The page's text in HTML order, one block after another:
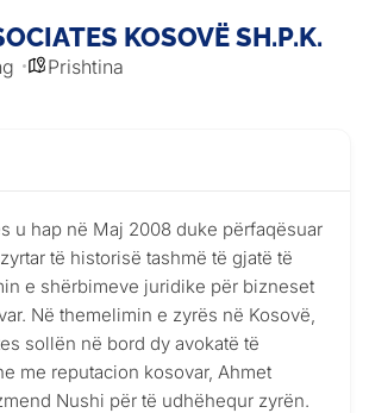
KOSOVË SH.P.K.
Prishtina
u hap në Maj 2008 duke përfaqësuar
të historisë tashmë të gjatë të
e shërbimeve juridike për bizneset
Në themelimin e zyrës në Kosovë,
sollën në bord dy avokatë të
me reputacion kosovar, Ahmet
Nushi për të udhëhequr zyrën.